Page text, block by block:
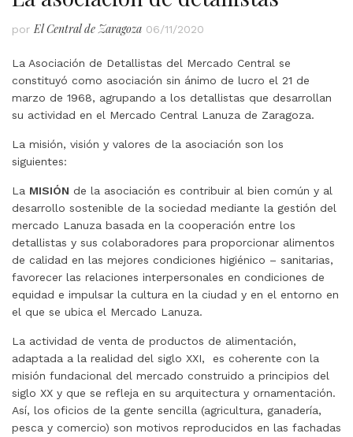
por El Central de Zaragoza 06/11/2020
La Asociación de Detallistas del Mercado Central se
constituyó como asociación sin ánimo de lucro el 21 de
marzo de 1968, agrupando a los detallistas que desarrollan
su actividad en el Mercado Central Lanuza de Zaragoza.
La misión, visión y valores de la asociación son los
siguientes:
La MISIÓN de la asociación es contribuir al bien común y al
desarrollo sostenible de la sociedad mediante la gestión del
mercado Lanuza basada en la cooperación entre los
detallistas y sus colaboradores para proporcionar alimentos
de calidad en las mejores condiciones higiénico – sanitarias,
favorecer las relaciones interpersonales en condiciones de
equidad e impulsar la cultura en la ciudad y en el entorno en
el que se ubica el Mercado Lanuza.
La actividad de venta de productos de alimentación,
adaptada a la realidad del siglo XXI, es coherente con la
misión fundacional del mercado construido a principios del
siglo XX y que se refleja en su arquitectura y ornamentación.
Así, los oficios de la gente sencilla (agricultura, ganadería,
pesca y comercio) son motivos reproducidos en las fachadas